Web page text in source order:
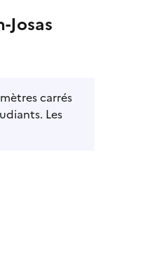
Josas
carrés
Les